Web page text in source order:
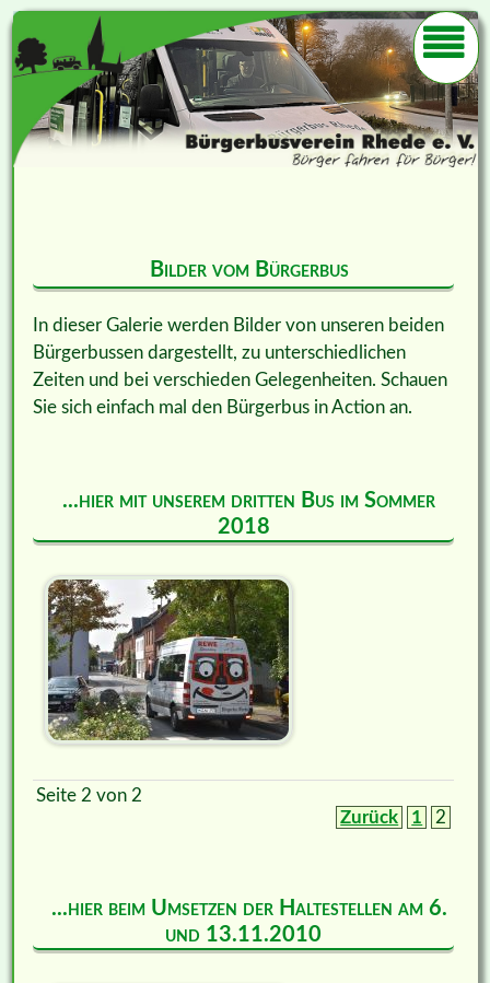
Bilder vom Bürgerbus
In dieser Galerie werden Bilder von unseren beiden
Bürgerbussen dargestellt, zu unterschiedlichen
Zeiten und bei verschieden Gelegenheiten. Schauen
Sie sich einfach mal den Bürgerbus in Action an.
...hier mit unserem dritten Bus im Sommer
2018
Seite 2 von 2
Zurück
1 2
...hier beim Umsetzen der Haltestellen am 6.
und 13.11.2010